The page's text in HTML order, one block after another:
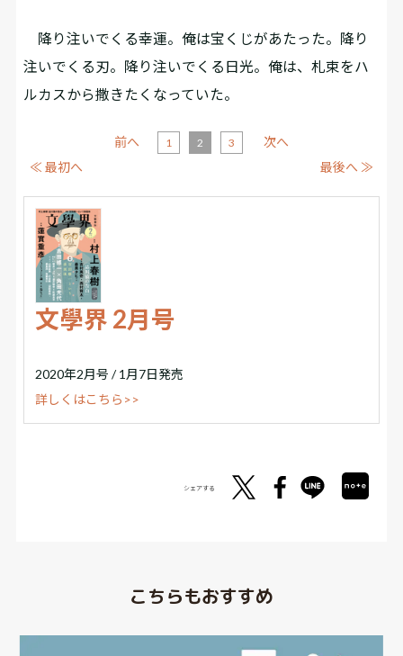
降り注いでくる幸運。俺は宝くじがあたった。降り
注いでくる刃。降り注いでくる日光。俺は、札束をハ
ルカスから撒きたくなっていた。
≪ 最初へ
前へ 1 2 3
次へ
最後へ ≫
文學界 2月号
2020年2月号 / 1月7日発売
詳しくはこちら>>
シェアする
こちらもおすすめ